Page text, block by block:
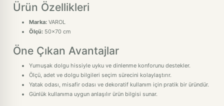
Ürün Özellikleri
Marka: VAROL
Ölçü: 50x70 cm
Öne Çıkan Avantajlar
Yumuşak dolgu hissiyle uyku ve dinlenme konforunu destekler.
Ölçü, adet ve dolgu bilgileri seçim sürecini kolaylaştırır.
Yatak odası, misafir odası ve dekoratif kullanım için pratik bir üründür.
Günlük kullanıma uygun anlaşılır ürün bilgisi sunar.